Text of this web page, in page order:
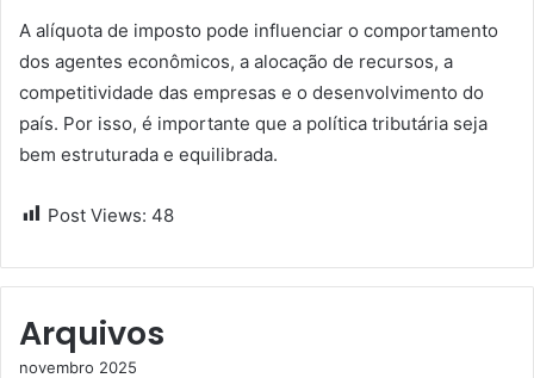
A alíquota de imposto pode influenciar o comportamento
dos agentes econômicos, a alocação de recursos, a
competitividade das empresas e o desenvolvimento do
país. Por isso, é importante que a política tributária seja
bem estruturada e equilibrada.
Post Views: 48
Arquivos
novembro 2025